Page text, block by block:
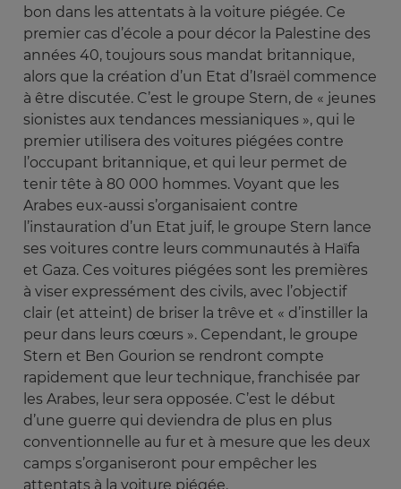
bon dans les attentats à la voiture piégée. Ce
premier cas d’école a pour décor la Palestine des
années 40, toujours sous mandat britannique,
alors que la création d’un Etat d’Israël commence
à être discutée. C’est le groupe Stern, de « jeunes
sionistes aux tendances messianiques », qui le
premier utilisera des voitures piégées contre
l’occupant britannique, et qui leur permet de
tenir tête à 80 000 hommes. Voyant que les
Arabes eux-aussi s’organisaient contre
l’instauration d’un Etat juif, le groupe Stern lance
ses voitures contre leurs communautés à Haïfa
et Gaza. Ces voitures piégées sont les premières
à viser expressément des civils, avec l’objectif
clair (et atteint) de briser la trêve et « d’instiller la
peur dans leurs cœurs ». Cependant, le groupe
Stern et Ben Gourion se rendront compte
rapidement que leur technique, franchisée par
les Arabes, leur sera opposée. C’est le début
d’une guerre qui deviendra de plus en plus
conventionnelle au fur et à mesure que les deux
camps s’organiseront pour empêcher les
attentats à la voiture piégée.